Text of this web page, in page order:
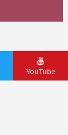
YouTube